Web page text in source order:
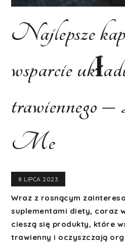
Najlepsze
wsparcie
trawiennego
Me
8 LIPCA 2023
Wraz z rosnącym
suplementami diety, coraz
cieszą się produkty, które
trawienny i oczyszczają